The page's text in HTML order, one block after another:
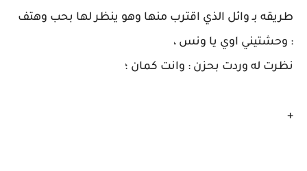
طريقه بـ وائل الذي اقترب منها وهو ينظر لها بحب وهتف
: وحشتيني اوي يا ونس ،
نظرت له وردت بحزن : وانت كمان ؛
+